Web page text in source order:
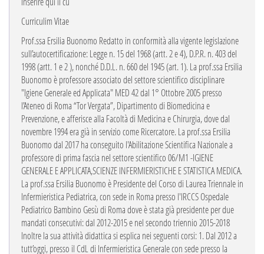
Curriculim Vitae
Prof.ssa Ersilia Buonomo Redatto in conformità alla vigente legislazione
sull’autocertificazione: Legge n. 15 del 1968 (artt. 2 e 4), D.P.R. n.403 del
1998 (artt. 1 e 2 ), nonché D.D.L. n. 660 del 1945 (art. 1). La prof.ssa Ersilia
Buonomo è professore associato del settore scientifico disciplinare
"Igiene Generale ed Applicata" MED 42 dal 1° Ottobre 2005 presso
l’Ateneo di Roma “Tor Vergata”, Dipartimento di Biomedicina e
Prevenzione, e afferisce alla Facoltà di Medicina e Chirurgia, dove dal
novembre 1994 era già in servizio come Ricercatore. La prof.ssa Ersilia
Buonomo dal 2017 ha conseguito l'Abilitazione Scientifica Nazionale a
professore di prima fascia nel settore scientifico 06/M1 -IGIENE
GENERALE E APPLICATA,SCIENZE INFERMIERISTICHE E STATISTICA MEDICA.
La prof.ssa Ersilia Buonomo è Presidente del Corso di Laurea Triennale in
Infermieristica Pediatrica, con sede in Roma presso l'IRCCS Ospedale
Pediatrico Bambino Gesù di Roma dove è stata già presidente per due
mandati consecutivi: dal 2012-2015 e nel secondo triennio 2015-2018
Inoltre la sua attività didattica si esplica nei seguenti corsi:1. Dal 2012 a
tutt’oggi, presso il CdL di Infermieristica Generale con sede presso la